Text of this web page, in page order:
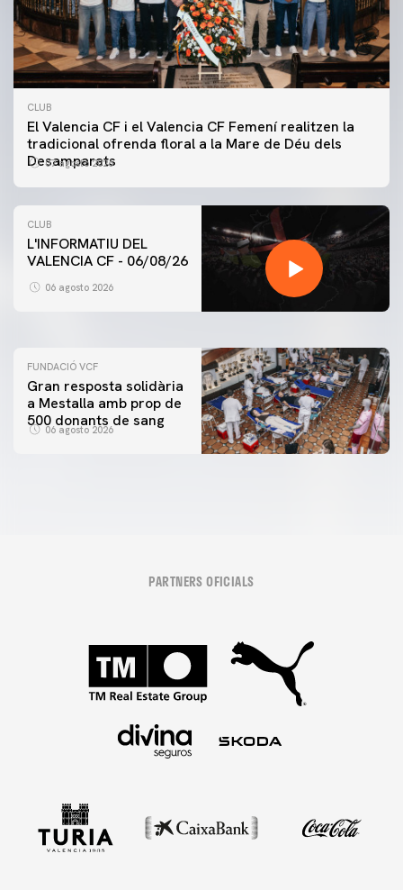
CLUB
El Valencia CF i el Valencia CF Femení realitzen la
tradicional ofrenda floral a la Mare de Déu dels
Desamparats
07 agosto 2026
CLUB
L'INFORMATIU DEL
VALENCIA CF - 06/08/26
06 agosto 2026
PRIMER EQUIP
ENTRENAMENT DEL VALENCIA CF 6/8/2026
FUNDACIÓ VCF
Gran resposta solidària
a Mestalla amb prop de
500 donants de sang
06 agosto 2026
PARTNERS OFICIALS